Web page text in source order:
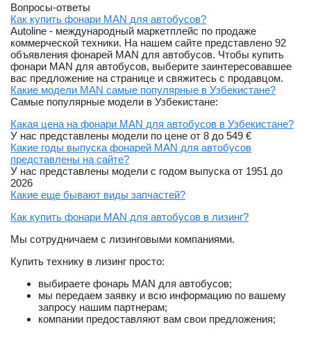
Вопросы-ответы
Как купить фонари MAN для автобусов?
Autoline - международный маркетплейс по продаже
коммерческой техники. На нашем сайте представлено 92
объявления фонарей MAN для автобусов. Чтобы купить
фонари MAN для автобусов, выберите заинтересовавшее
вас предложение на странице и свяжитесь с продавцом.
Какие модели MAN самые популярные в Узбекистане?
Самые популярные модели в Узбекистане:
Какая цена на фонари MAN для автобусов в Узбекистане?
У нас представлены модели по цене от 8 до 549 €
Какие годы выпуска фонарей MAN для автобусов
представлены на сайте?
У нас представлены модели с годом выпуска от 1951 до
2026
Какие еще бывают виды запчастей?
Как купить фонари MAN для автобусов в лизинг?
Мы сотрудничаем с лизинговыми компаниями.
Купить технику в лизинг просто:
выбираете фонарь MAN для автобусов;
мы передаем заявку и всю информацию по вашему
запросу нашим партнерам;
компании предоставляют вам свои предложения;